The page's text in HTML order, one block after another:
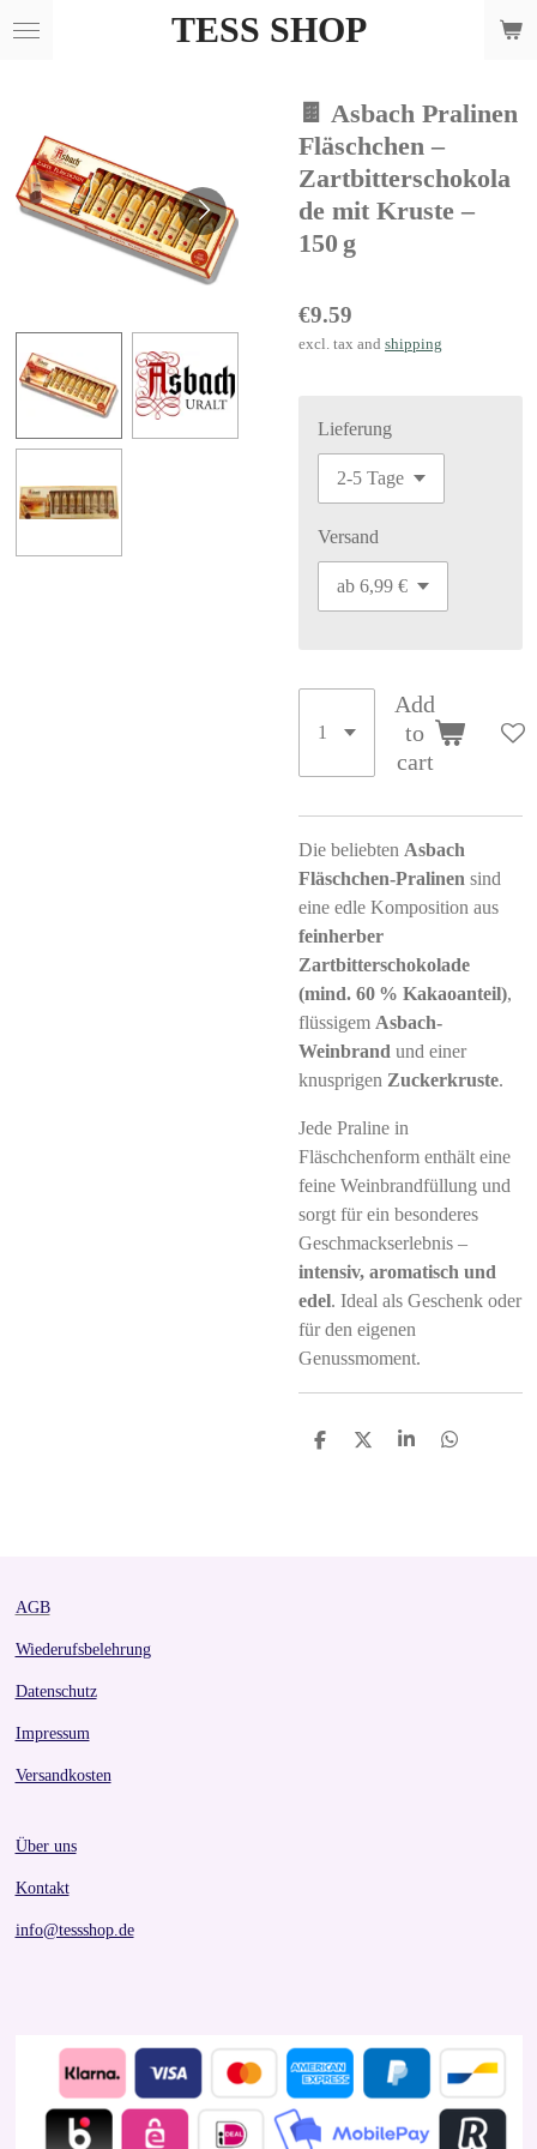
Skip
TESS SHOP
🍫 Asbach Pralinen
Fläschchen –
Zartbitterschokola
de mit Kruste –
150 g
€9.59
excl. tax and shipping
Lieferung
Versand
Add
to
cart
Die beliebten Asbach
Fläschchen-Pralinen sind
eine edle Komposition aus
feinherber
Zartbitterschokolade
(mind. 60 % Kakaoanteil),
flüssigem Asbach-
Weinbrand und einer
knusprigen Zuckerkruste.
Jede Praline in
Fläschchenform enthält eine
feine Weinbrandfüllung und
sorgt für ein besonderes
Geschmackserlebnis –
intensiv, aromatisch und
edel. Ideal als Geschenk oder
für den eigenen
Genussmoment.
S
S
S
S
AGB
Wiederufsbelehrung
Datenschutz
Impressum
Versandkosten
Über uns
Kontakt
info@tessshop.de